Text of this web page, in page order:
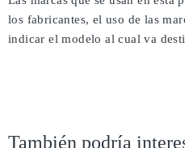
los fabricantes, el uso de las
indicar el modelo al cual va
También podría